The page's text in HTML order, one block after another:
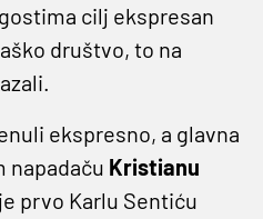
cilj ekspresan
društvo, to na
ekspresno, a glavna
napadaču Kristianu
prvo Karlu Sentiću